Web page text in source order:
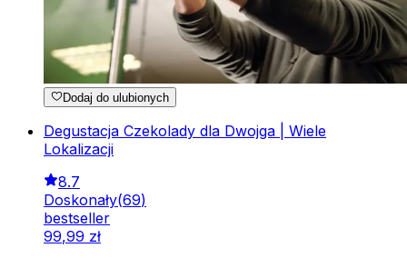
Dodaj do ulubionych
Degustacja Czekolady dla Dwojga | Wiele
Lokalizacji
8.7
Doskonały(69)
bestseller
99,99 zł